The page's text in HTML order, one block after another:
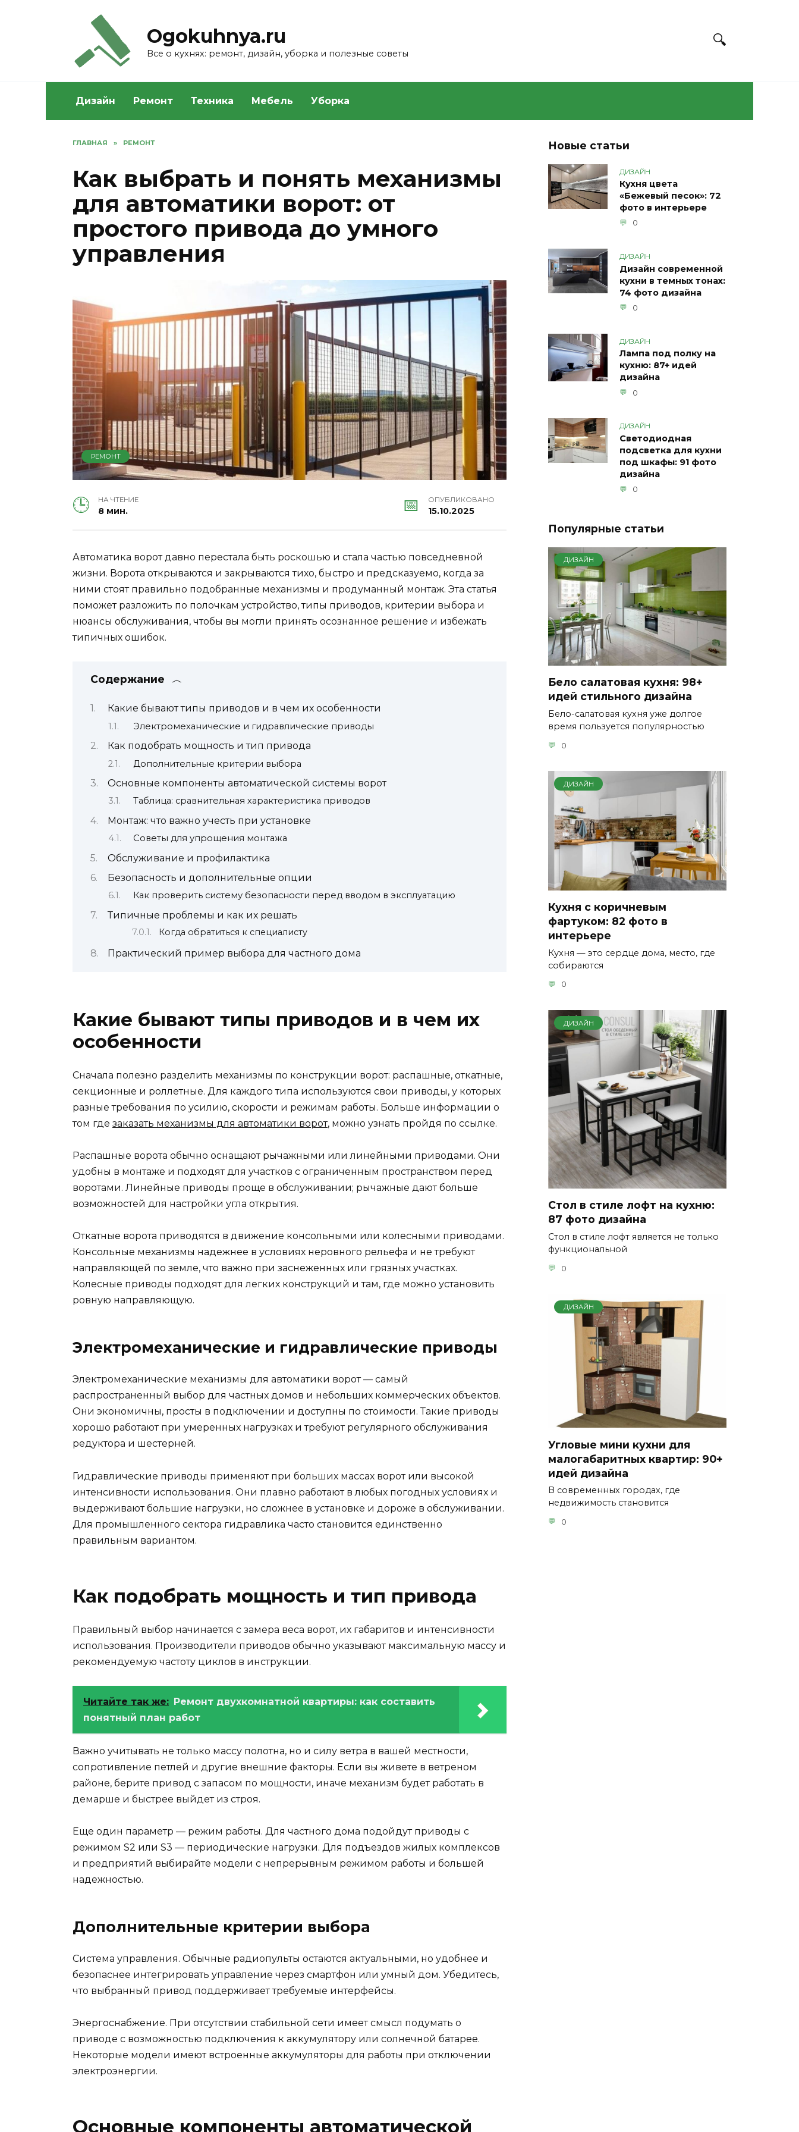
Ogokuhnya.ru
Все о кухнях: ремонт, дизайн, уборка и полезные советы
Дизайн Ремонт Техника Мебель Уборка
ГЛАВНАЯ » РЕМОНТ
Как выбрать и понять механизмы
для автоматики ворот: от
простого привода до умного
управления
РЕМОНТ
НА ЧТЕНИЕ
8 мин.
ОПУБЛИКОВАНО
15.10.2025
Автоматика ворот давно перестала быть роскошью и стала частью повседневной
жизни. Ворота открываются и закрываются тихо, быстро и предсказуемо, когда за
ними стоят правильно подобранные механизмы и продуманный монтаж. Эта статья
поможет разложить по полочкам устройство, типы приводов, критерии выбора и
нюансы обслуживания, чтобы вы могли принять осознанное решение и избежать
типичных ошибок.
Содержание
Какие бывают типы приводов и в чем их особенности
Электромеханические и гидравлические приводы
Как подобрать мощность и тип привода
Дополнительные критерии выбора
Основные компоненты автоматической системы ворот
Таблица: сравнительная характеристика приводов
Монтаж: что важно учесть при установке
Советы для упрощения монтажа
Обслуживание и профилактика
Безопасность и дополнительные опции
Как проверить систему безопасности перед вводом в эксплуатацию
Типичные проблемы и как их решать
Когда обратиться к специалисту
Практический пример выбора для частного дома
Какие бывают типы приводов и в чем их
особенности
Сначала полезно разделить механизмы по конструкции ворот: распашные, откатные,
секционные и роллетные. Для каждого типа используются свои приводы, у которых
разные требования по усилию, скорости и режимам работы. Больше информации о
том где заказать механизмы для автоматики ворот, можно узнать пройдя по ссылке.
Распашные ворота обычно оснащают рычажными или линейными приводами. Они
удобны в монтаже и подходят для участков с ограниченным пространством перед
воротами. Линейные приводы проще в обслуживании; рычажные дают больше
возможностей для настройки угла открытия.
Откатные ворота приводятся в движение консольными или колесными приводами.
Консольные механизмы надежнее в условиях неровного рельефа и не требуют
направляющей по земле, что важно при заснеженных или грязных участках.
Колесные приводы подходят для легких конструкций и там, где можно установить
ровную направляющую.
Электромеханические и гидравлические приводы
Электромеханические механизмы для автоматики ворот — самый
распространенный выбор для частных домов и небольших коммерческих объектов.
Они экономичны, просты в подключении и доступны по стоимости. Такие приводы
хорошо работают при умеренных нагрузках и требуют регулярного обслуживания
редуктора и шестерней.
Гидравлические приводы применяют при больших массах ворот или высокой
интенсивности использования. Они плавно работают в любых погодных условиях и
выдерживают большие нагрузки, но сложнее в установке и дороже в обслуживании.
Для промышленного сектора гидравлика часто становится единственно
правильным вариантом.
Как подобрать мощность и тип привода
Правильный выбор начинается с замера веса ворот, их габаритов и интенсивности
использования. Производители приводов обычно указывают максимальную массу и
рекомендуемую частоту циклов в инструкции.
Читайте так же: Ремонт двухкомнатной квартиры: как составить
понятный план работ
Важно учитывать не только массу полотна, но и силу ветра в вашей местности,
сопротивление петлей и другие внешние факторы. Если вы живете в ветреном
районе, берите привод с запасом по мощности, иначе механизм будет работать в
демарше и быстрее выйдет из строя.
Еще один параметр — режим работы. Для частного дома подойдут приводы с
режимом S2 или S3 — периодические нагрузки. Для подъездов жилых комплексов
и предприятий выбирайте модели с непрерывным режимом работы и большей
надежностью.
Дополнительные критерии выбора
Система управления. Обычные радиопульты остаются актуальными, но удобнее и
безопаснее интегрировать управление через смартфон или умный дом. Убедитесь,
что выбранный привод поддерживает требуемые интерфейсы.
Энергоснабжение. При отсутствии стабильной сети имеет смысл подумать о
приводе с возможностью подключения к аккумулятору или солнечной батарее.
Некоторые модели имеют встроенные аккумуляторы для работы при отключении
электроэнергии.
Основные компоненты автоматической
Новые статьи
ДИЗАЙН
Кухня цвета
«Бежевый песок»: 72
фото в интерьере
0
ДИЗАЙН
Дизайн современной
кухни в темных тонах:
74 фото дизайна
0
ДИЗАЙН
Лампа под полку на
кухню: 87+ идей
дизайна
0
ДИЗАЙН
Светодиодная
подсветка для кухни
под шкафы: 91 фото
дизайна
0
Популярные статьи
ДИЗАЙН
Бело салатовая кухня: 98+
идей стильного дизайна
Бело-салатовая кухня уже долгое
время пользуется популярностью
0
ДИЗАЙН
Кухня с коричневым
фартуком: 82 фото в
интерьере
Кухня — это сердце дома, место, где
собираются
0
ДИЗАЙН
Стол в стиле лофт на кухню:
87 фото дизайна
Стол в стиле лофт является не только
функциональной
0
ДИЗАЙН
Угловые мини кухни для
малогабаритных квартир: 90+
идей дизайна
В современных городах, где
недвижимость становится
0